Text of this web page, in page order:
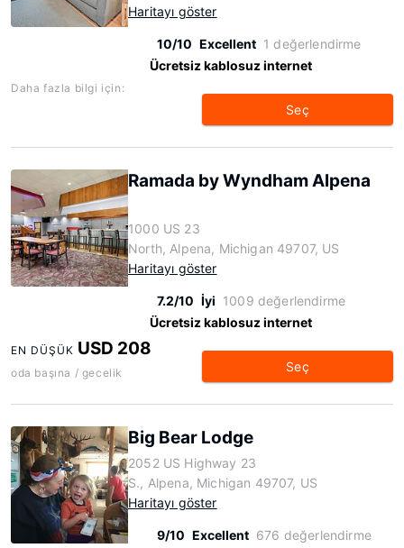
Haritayı göster
10/10 Excellent 1 değerlendirme
Ücretsiz kablosuz internet
Daha fazla bilgi için:
Seç
Ramada by Wyndham Alpena
1000 US 23
North, Alpena, Michigan 49707, US
Haritayı göster
7.2/10 İyi 1009 değerlendirme
Ücretsiz kablosuz internet
EN DÜŞÜK USD 208
oda başına / gecelik Seç
Big Bear Lodge
2052 US Highway 23
S., Alpena, Michigan 49707, US
Haritayı göster
9/10 Excellent 676 değerlendirme